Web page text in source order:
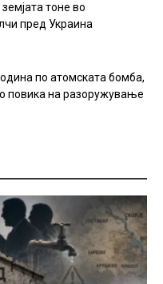
тоне во
пред Украина
по атомската бомба,
повика на разоружување